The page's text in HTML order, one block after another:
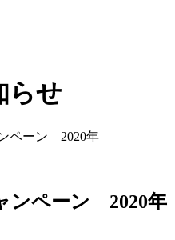
らせ
ペーン 2020年
ンペーン 2020年